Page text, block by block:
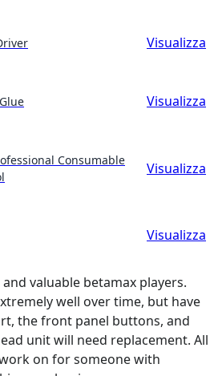
Visualizza
Visualizza
Consumable
Visualizza
Visualizza
valuable betamax players.
well over time, but have
the front panel buttons, and
unit will need replacement. All
on for someone with